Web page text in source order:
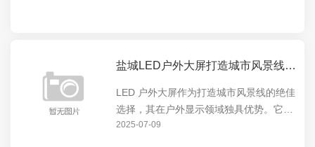
盐城LED户外大屏打造城市风景线的绝佳选择
LED 户外大屏作为打造城市风景线的绝佳
选择，其在户外显示领域独具优势。它能
以绚丽多彩的画面点亮城市夜晚，成为城
2025-07-09